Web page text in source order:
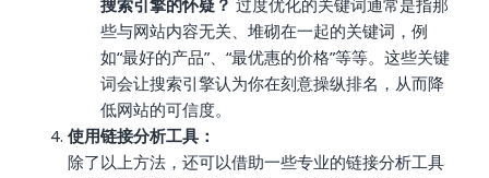
些与网站内容无关、堆砌在一起的关键词，例
如“最好的产品”、“最优惠的价格”等等。这些关键
词会让搜索引擎认为你在刻意操纵排名，从而降
低网站的可信度。
使用链接分析工具：
除了以上方法，还可以借助一些专业的链接分析工具